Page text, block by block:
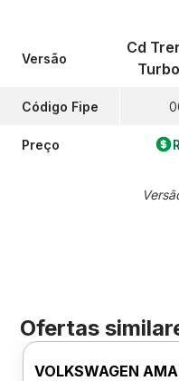
Versão
Código Fipe
Preço
Cd
Ofertas
VOLKSWAGEN